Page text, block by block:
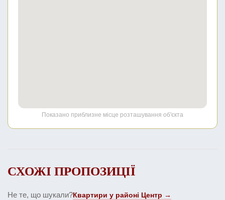
Показано приблизне місце розташування об'єкта
СХОЖІ ПРОПОЗИЦІЇ
Не те, що шукали?Квартири у районі Центр →